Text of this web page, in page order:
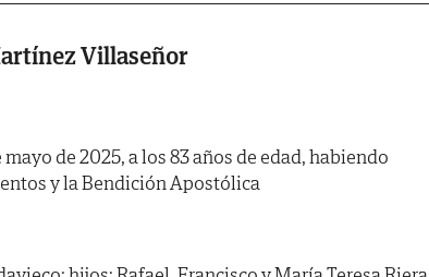
Villaseñor
de 2025, a los 83 años de edad, habiendo
y la Bendición Apostólica